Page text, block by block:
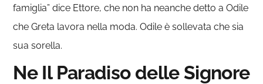
famiglia” dice Ettore, che non ha neanche detto a Odile
che Greta lavora nella moda. Odile è sollevata che sia
sua sorella.
Ne Il Paradiso delle Signore